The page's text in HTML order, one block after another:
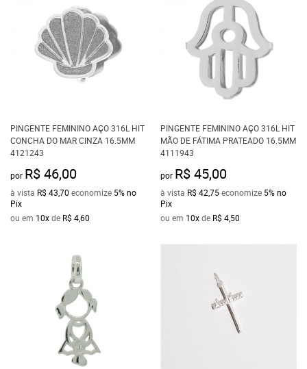
PINGENTE FEMININO AÇO 316L HIT
CONCHA DO MAR CINZA 16.5MM
4121243
por R$ 46,00
à vista R$ 43,70 economize 5%no
Pix
ou em 10xde R$ 4,60
PINGENTE FEMININO AÇO 316L HIT
MÃO DE FÁTIMA PRATEADO 16.5MM
4111943
por R$ 45,00
à vista R$ 42,75economize 5%no
Pix
ou em 10xde R$ 4,50